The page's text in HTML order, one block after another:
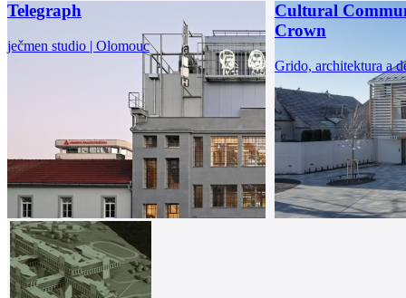
Telegraph
ječmen studio | Olomouc
Cultural
Crown
Grido, architektura a